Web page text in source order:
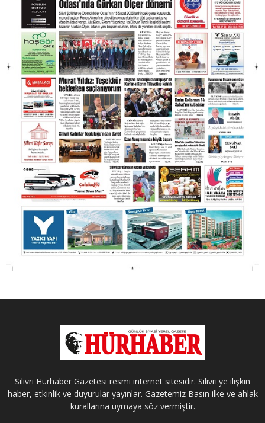
Silivri Hürhaber Gazetesi resmi internet sitesidir. Silivri'ye ilişkin
haber, etkinlik ve duyurular yayınlar. Gazetemiz Basın ilke ve ahlak
kurallarına uymaya söz vermiştir.